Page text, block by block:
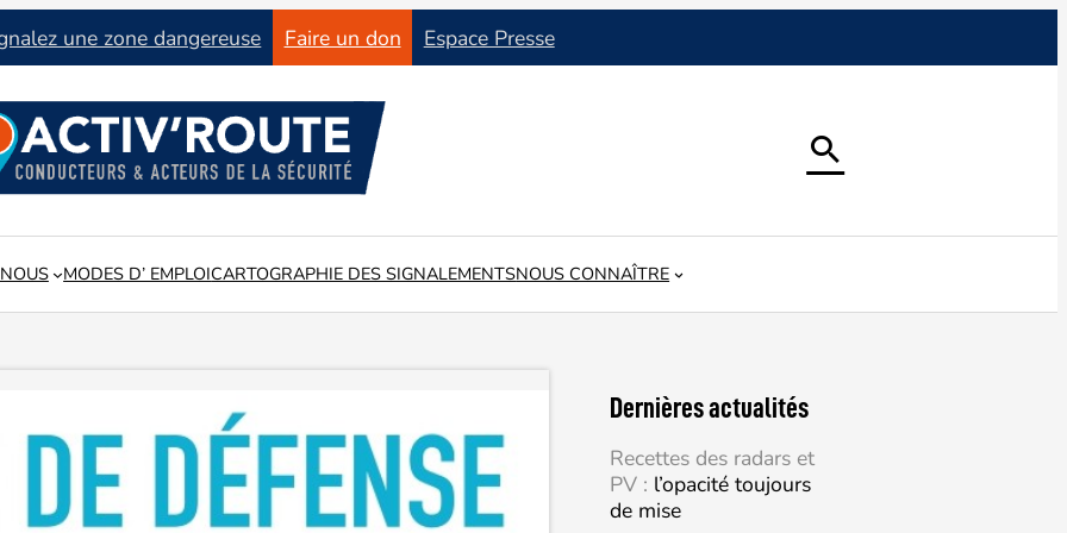
une zone dangereuse Faire un don Espace Presse

MODES D’ EMPLOICARTOGRAPHIE DES SIGNALEMENTSNOUS CONNAÎTRE
Dernières actualités
Recettes des radars et
PV : l’opacité toujours
de mise